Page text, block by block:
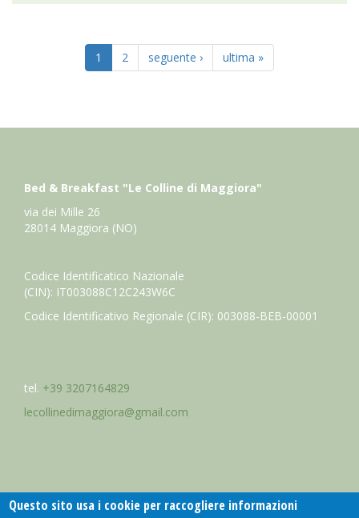
1 2 seguente › ultima »
Bed & Breakfast "Le Colline di Maggiora"
via dei Mille 26
28014 Maggiora (NO)
Codice Identificatico Nazionale
(CIN): IT003088C12C243W6C
Codice Identificativo Regionale (CIR): 003088-BEB-00001
tel. +39 3207164829
lecollinedimaggiora@gmail.com
Questo sito usa i cookie per raccogliere informazioni